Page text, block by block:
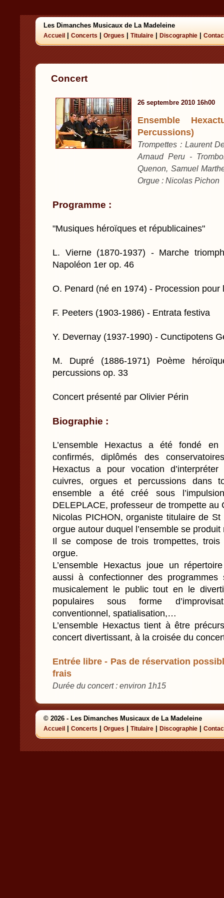
Les Dimanches Musicaux de La Madeleine
Accueil Concerts Orgues Titulaire Discographie
Concert
26 septembre 2010 16h00
Ensemble
Percussions)
Trompettes : Laurent
Arnaud Peru -
Quenon, Samuel
Orgue : Nicolas Pichon
Programme :
"Musiques héroïques et républicaines"
L. Vierne (1870-1937) - Marche
Napoléon 1er op. 46
O. Penard (né en 1974) - Procession pour
F. Peeters (1903-1986) - Entrata festiva
Y. Devernay (1937-1990) - Cunctipotens
M. Dupré (1886-1971) Poème
percussions op. 33
Concert présenté par Olivier Périn
Biographie :
L’ensemble Hexactus a été fondé
confirmés, diplômés des
Hexactus a pour vocation
cuivres, orgues et percussions dans
ensemble a été créé sous
DELEPLACE, professeur de trompette au
Nicolas PICHON, organiste titulaire de St
orgue autour duquel l’ensemble se
Il se compose de trois trompettes, trois
orgue.
L’ensemble Hexactus joue un
aussi à confectionner des programmes
musicalement le public tout en le
populaires sous forme
conventionnel, spatialisation,…
L’ensemble Hexactus tient à être
concert divertissant, à la croisée du
Entrée libre - Pas de réservation
frais
Durée du concert : environ 1h15
© 2026 - Les Dimanches Musicaux de La Madeleine
Accueil Concerts Orgues Titulaire Discographie